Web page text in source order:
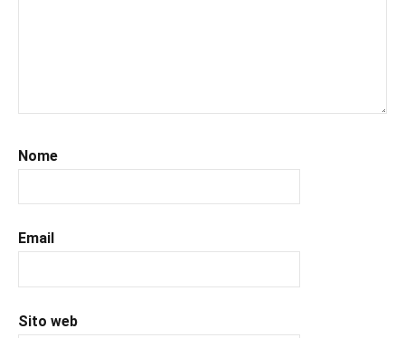
#prossimeuscite
#prossimeuscitelibri,
Nome
Email
Sito web